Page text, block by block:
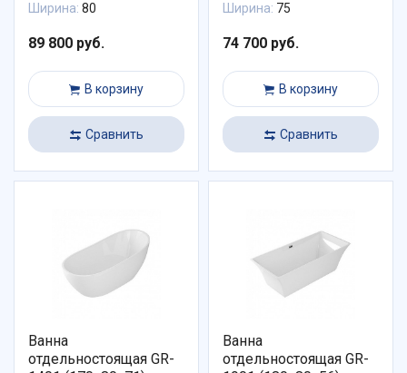
Ширина: 80
89 800 руб.
В корзину
Сравнить
Ширина: 75
74 700 руб.
В корзину
Сравнить
Ванна
отдельностоящая GR-
Ванна
отдельностоящая GR-